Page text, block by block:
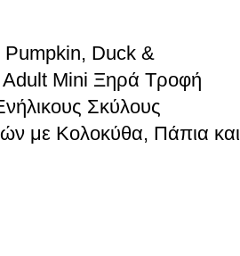
Duck &
Mini Ξηρά Τροφή
Σκύλους
με Κολοκύθα, Πάπια και